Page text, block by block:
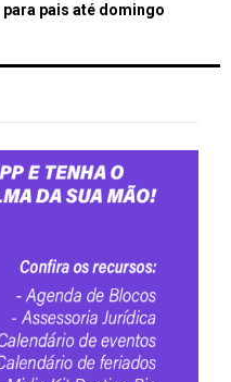
pais até domingo